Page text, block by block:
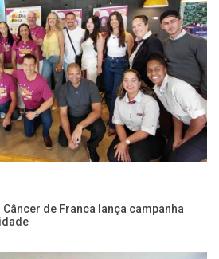
de Franca lança campanha